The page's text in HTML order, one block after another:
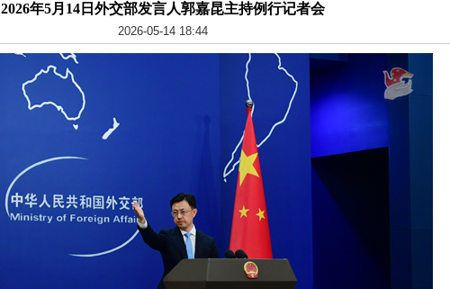
2026年5月14日外交部发言人郭嘉昆主持例行记者会
2026-05-14 18:44